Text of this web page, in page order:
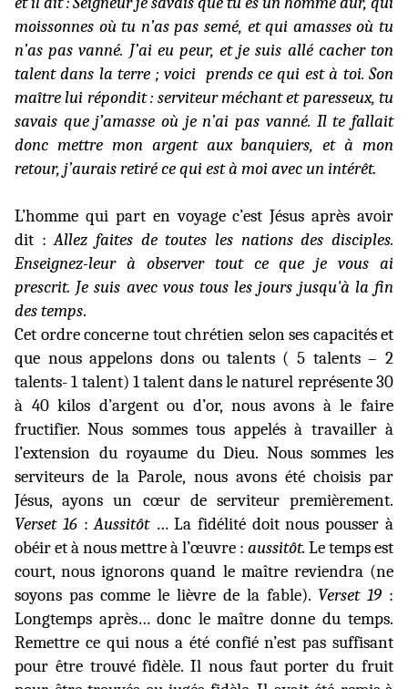
moissonnes où tu n’as pas semé, et qui amasses où tu
n’as pas vanné. J’ai eu peur, et je suis allé cacher ton
talent dans la terre ; voici prends ce qui est à toi. Son
maître lui répondit : serviteur méchant et paresseux, tu
savais que j’amasse où je n’ai pas vanné. Il te fallait
donc mettre mon argent aux banquiers, et à mon
retour, j’aurais retiré ce qui est à moi avec un intérêt.
L’homme qui part en voyage c’est Jésus après avoir
dit :Allez faites de toutes les nations des disciples.
Enseignez-leur à observer tout ce que je vous ai
prescrit. Je suis avec vous tous les jours jusqu'à la fin
des temps.
Cet ordre concerne tout chrétien selon ses capacités et
que nous appelons dons ou talents ( 5 talents – 2
talents- 1 talent) 1 talent dans le naturel représente 30
à 40 kilos d’argent ou d’or, nous avons à le faire
fructifier. Nous sommes tous appelés à travailler à
l’extension du royaume du Dieu. Nous sommes les
serviteurs de la Parole, nous avons été choisis par
Jésus, ayons un cœur de serviteur premièrement.
Verset 16:Aussitôt… La fidélité doit nous pousser à
obéir et à nous mettre à l’œuvre : aussitôt. Le temps est
court, nous ignorons quand le maître reviendra (ne
soyons pas comme le lièvre de la fable). Verset 19 :
Longtemps après… donc le maître donne du temps.
Remettre ce qui nous a été confié n’est pas suffisant
pour être trouvé fidèle. Il nous faut porter du fruit